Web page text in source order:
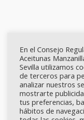
En el Consejo
Aceitunas
Sevilla utilizamos
de terceros para
analizar nuestros
mostrarte
tus preferencias,
hábitos de